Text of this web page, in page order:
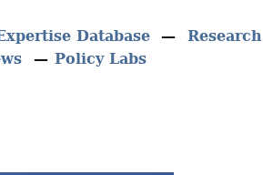
Research
Database
Policy Labs